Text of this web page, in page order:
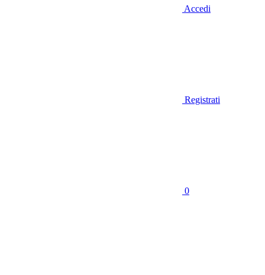
Accedi
Registrati
0